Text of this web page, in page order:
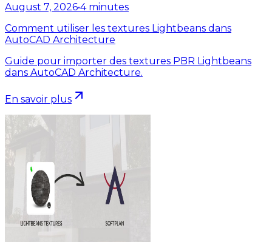
August 7, 2026•4 minutes
Comment utiliser les textures Lightbeans dans
AutoCAD Architecture
Guide pour importer des textures PBR Lightbeans
dans AutoCAD Architecture.
En savoir plus